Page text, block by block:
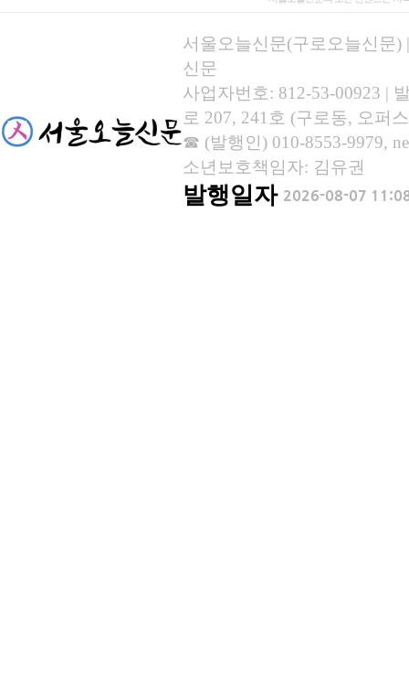
서울오늘신문(구로오늘신문)
신문
사업자번호: 812-53-00923 |
로 207, 241호 (구로동, 오퍼
☎ (발행인) 010-8553-9979,
소년보호책임자: 김유권
발행일자